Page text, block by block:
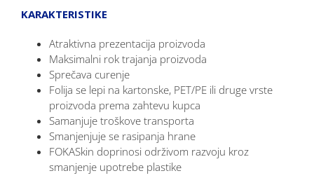
KARAKTERISTIKE
Atraktivna prezentacija proizvoda
Maksimalni rok trajanja proizvoda
Sprečava curenje
Folija se lepi na kartonske, PET/PE ili druge vrste
proizvoda prema zahtevu kupca
Samanjuje troškove transporta
Smanjenjuje se rasipanja hrane
FOKASkin doprinosi održivom razvoju kroz
smanjenje upotrebe plastike